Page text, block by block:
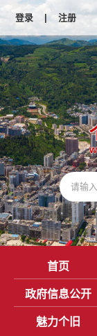
登录 | 注册
首页
政府信息公开
魅力个旧